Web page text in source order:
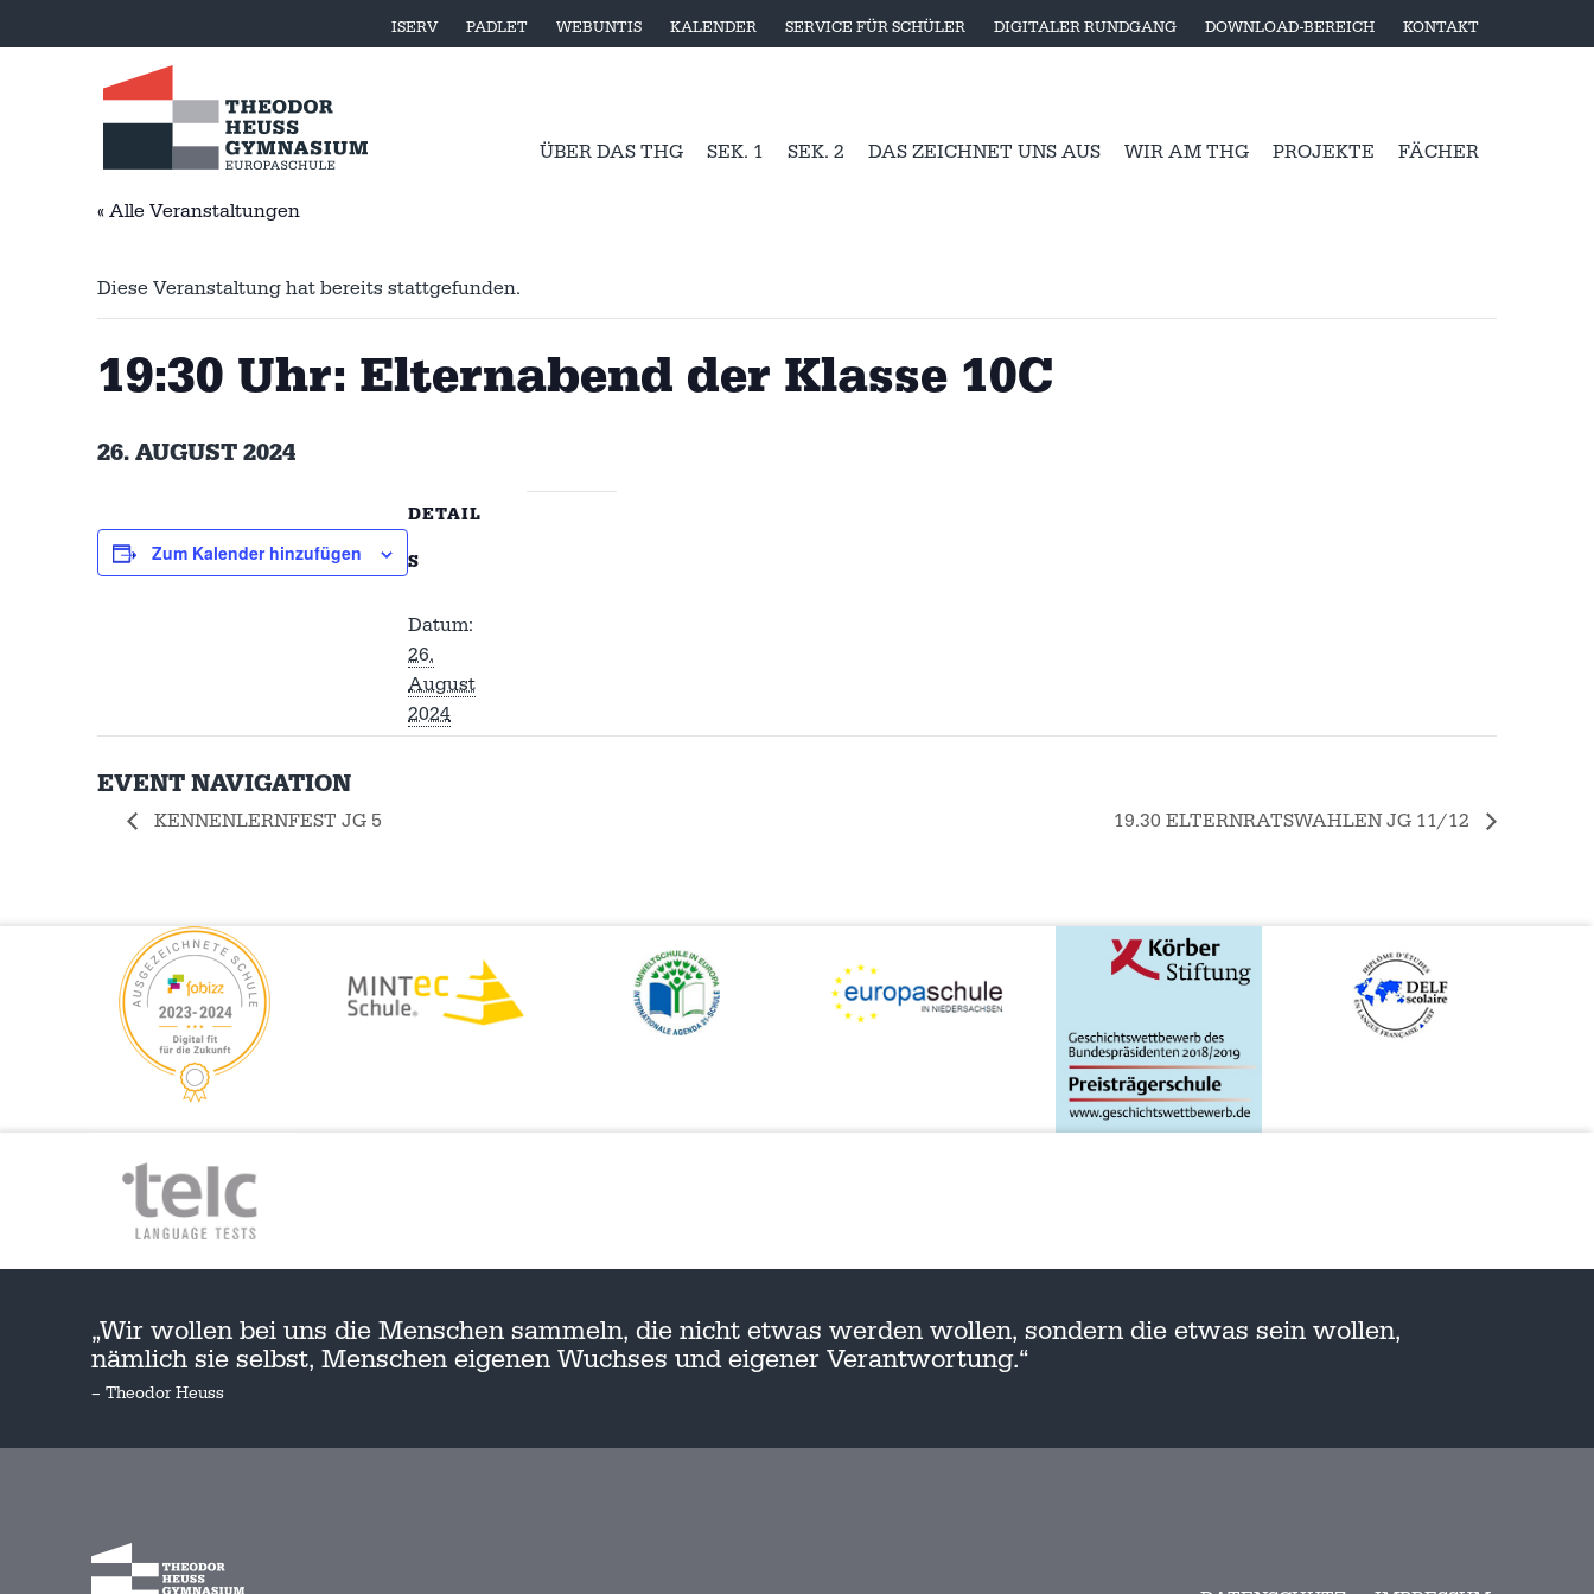
ISERV PADLET WEBUNTIS KALENDER SERVICE FÜR SCHÜLER DIGITALER RUNDGANG DOWNLOAD-BEREICH KONTAKT
ÜBER DAS THG SEK. 1 SEK. 2 DAS ZEICHNET UNS AUS WIR AM THG PROJEKTE FÄCHER
« Alle Veranstaltungen
Diese Veranstaltung hat bereits stattgefunden.
19:30 Uhr: Elternabend der Klasse 10C
26. AUGUST 2024
Zum Kalender hinzufügen
DETAIL
S
Datum:
26.
August
2024
EVENT NAVIGATION
KENNENLERNFEST JG 5 19.30 ELTERNRATSWAHLEN JG 11/12
„Wir wollen bei uns die Menschen sammeln, die nicht etwas werden wollen, sondern die etwas sein wollen,
nämlich sie selbst, Menschen eigenen Wuchses und eigener Verantwortung.“
– Theodor Heuss